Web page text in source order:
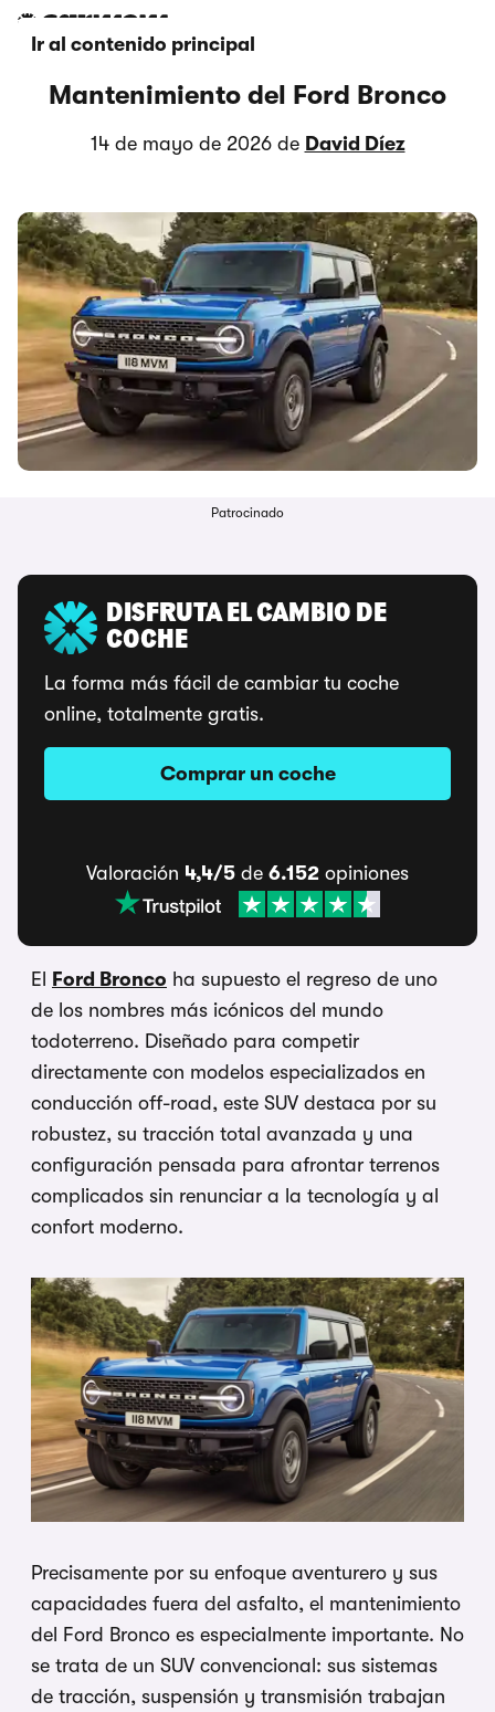
Ir al contenido principal
Mantenimiento del Ford Bronco
14 de mayo de 2026 de David Díez
Patrocinado
El Ford Bronco ha supuesto el regreso de uno
de los nombres más icónicos del mundo
todoterreno. Diseñado para competir
directamente con modelos especializados en
conducción off-road, este SUV destaca por su
robustez, su tracción total avanzada y una
configuración pensada para afrontar terrenos
complicados sin renunciar a la tecnología y al
confort moderno.
Precisamente por su enfoque aventurero y sus
capacidades fuera del asfalto, el mantenimiento
del Ford Bronco es especialmente importante. No
se trata de un SUV convencional: sus sistemas
de tracción, suspensión y transmisión trabajan
DISFRUTA EL CAMBIO DE
COCHE
La forma más fácil de cambiar tu coche
online, totalmente gratis.
Comprar un coche
Valoración 4,4/5 de 6.152 opiniones